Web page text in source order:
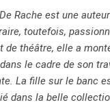
Rache est une
toutefois,
de théâtre, elle a
le cadre de son
La fille sur le banc
dans la belle